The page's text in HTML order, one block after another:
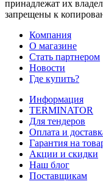
принадлежат их
запрещены к
Компания
О магазине
Стать партнером
Новости
Где купить?
Информация
TERMINATOR
Для тендеров
Оплата и
Гарантия на
Акции и скидки
Наш блог
Поставщикам